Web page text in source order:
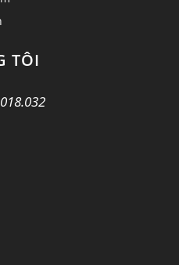
TÔI